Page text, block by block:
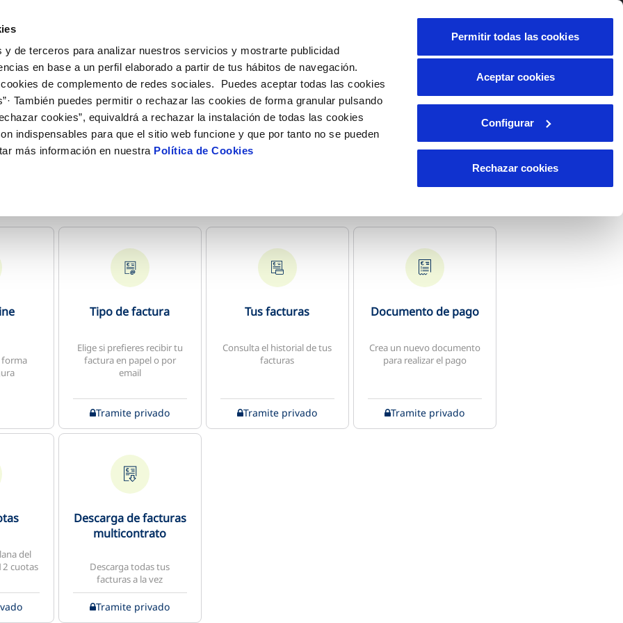
y de terceros para analizar nuestros servicios y mostrarte publicidad
en base a un perfil elaborado a partir de tus hábitos de navegación.
de complemento de redes sociales. Puedes aceptar todas las cookies
También puedes permitir o rechazar las cookies de forma granular pulsando
cookies”, equivaldrá a rechazar la instalación de todas las cookies
indispensables para que el sitio web funcione y que por tanto no se pueden
más información en nuestra Política de Cookies
Aceptar cookies
Configurar
Rechazar cookies
Permitir todas las cookies
Online
de titular
de suministro
MODIFICACIÓN DE DATOS
Actualizar datos bancarios
Actualizar datos de domicilio
INCIDENCIAS
Comunica anomalías o posibles
fraudes
VER TODAS LAS GESTIONES
Tu Servicio
AL CLIENTE
obras y afectaciones
e impresos
COMPROMISO DE SERVICIO
Customer Counsel (Defensa del cliente)
Tu Agua
CUIDADOS DEL AGUA
Conócenos
COMPROMISOS
ambiente
Área de clientes
forma
Tipo de factura
Elige si prefieres recibir tu
factura en papel o por
email
Tramite privado
Tus facturas
Consulta el historial de tus
facturas
Tramite privado
Documento de pago
Crea un nuevo documento
para realizar el pago
Tramite privado
del
cuotas
Descarga de facturas
multicontrato
Descarga todas tus
facturas a la vez
Tramite privado